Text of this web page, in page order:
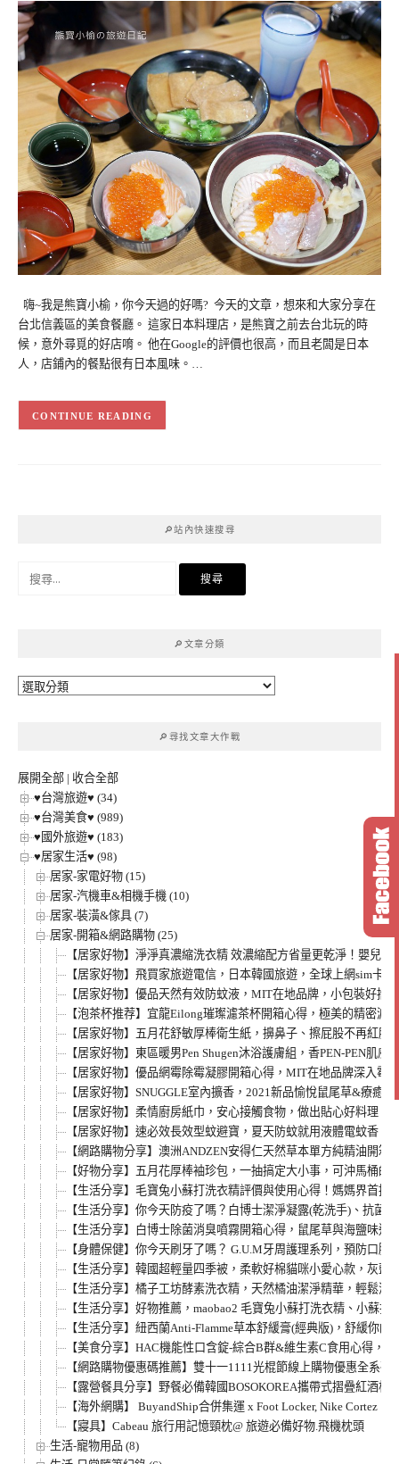
嗨~我是熊寶小榆，你今天過的好嗎? 今天的文章，想來和大家分享在
台北信義區的美食餐廳。 這家日本料理店，是熊寶之前去台北玩的時
候，意外尋覓的好店唷。 他在Google的評價也很高，而且老闆是日本
人，店鋪內的餐點很有日本風味。…
CONTINUE READING
🔎站內快速搜尋
🔎文章分類
🔎
🔎尋找文章大作戰
展開全部 | 收合全部
♥台灣旅遊♥ (34)
♥台灣美食♥ (989)
♥國外旅遊♥ (183)
♥居家生活♥ (98)
居家-家電好物 (15)
居家-汽機車&相機手機 (10)
居家-裝潢&傢具 (7)
居家-開箱&網路購物 (25)
【居家好物】淨淨真濃縮洗衣精 效濃縮配方省量更乾淨！嬰兒
【居家好物】飛買家旅遊電信，日本韓國旅遊，全球上網sim卡
【居家好物】優品天然有效防蚊液，MIT在地品牌，小包裝好
【泡茶杯推荐】宜龍Eilong璀璨濾茶杯開箱心得，極美的精密
【居家好物】五月花舒敏厚棒衛生紙，擤鼻子、擦屁股不再紅
【居家好物】東區暖男Pen Shugen沐浴護膚組，香PEN-PEN肌
【居家好物】優品網霉除霉凝膠開箱心得，MIT在地品牌深入霉
【居家好物】SNUGGLE室內擴香，2021新品愉悅鼠尾草&療
【居家好物】柔情廚房紙巾，安心接觸食物，做出貼心好料理
【居家好物】速必效長效型蚊避寶，夏天防蚊就用液體電蚊香！
【網路購物分享】澳洲ANDZEN安得仁天然草本單方純精油開
【好物分享】五月花厚棒袖珍包，一抽搞定大小事，可沖馬桶的
【生活分享】毛寶兔小蘇打洗衣精評價與使用心得！媽媽界首
【生活分享】你今天防疫了嗎？白博士潔淨凝露(乾洗手)、抗菌
【生活分享】白博士除菌消臭噴霧開箱心得，鼠尾草與海鹽味
【身體保健】你今天刷牙了嗎？ G.U.M牙周護理系列，預防口
【生活分享】韓國超輕量四季被，柔軟好棉貓咪小愛心款，灰
【生活分享】橘子工坊酵素洗衣精，天然橘油潔淨精華，輕鬆
【生活分享】好物推薦，maobao2 毛寶兔小蘇打洗衣精、小蘇
【生活分享】紐西蘭Anti-Flamme草本舒緩膏(經典版)，舒緩你
【美食分享】HAC機能性口含錠-綜合B群&維生素C食用心得，
【網路購物優惠碼推薦】雙十一1111光棍節線上購物優惠全系
【露營餐具分享】野餐必備韓國BOSOKOREA攜帶式摺疊紅酒
【海外網購】 BuyandShip合併集運 x Foot Locker, Nike Cortez
【寢具】Cabeau 旅行用記憶頸枕@ 旅遊必備好物.飛機枕頭
生活-寵物用品 (8)